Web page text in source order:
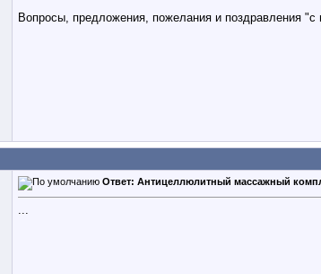
Вопросы, предложения, пожелания и поздравления
Ответ: Антицеллюлитный массажный
...